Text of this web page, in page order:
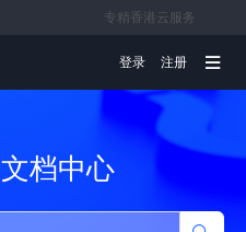
专精香港云服务
文档
登录 注册
档中心